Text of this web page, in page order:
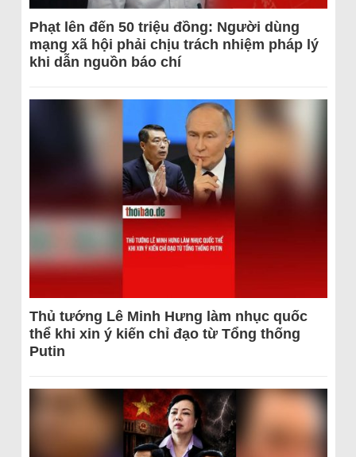
Phạt lên đến 50 triệu đồng: Người dùng
mạng xã hội phải chịu trách nhiệm pháp lý
khi dẫn nguồn báo chí
Thủ tướng Lê Minh Hưng làm nhục quốc
thể khi xin ý kiến chỉ đạo từ Tổng thống
Putin